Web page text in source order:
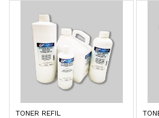
TONER REFIL